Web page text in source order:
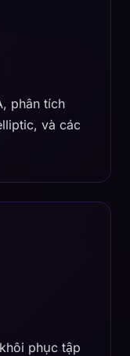
phân tích
và các
phục tập